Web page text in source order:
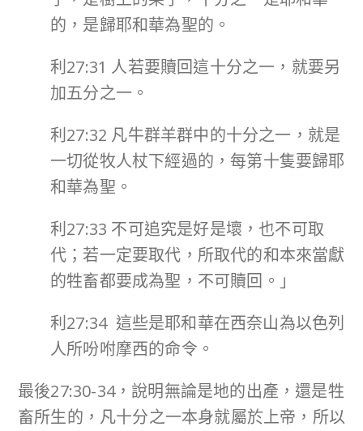
的，是歸耶和華為聖的。
利27:31 人若要贖回這十分之一，就要另
加五分之一。
利27:32 凡牛群羊群中的十分之一，就是
一切從牧人杖下經過的，每第十隻要歸耶
和華為聖。
利27:33 不可追究是好是壞，也不可取
代；若一定要取代，所取代的和本來當獻
的牲畜都要成為聖，不可贖回。」
利27:34 這些是耶和華在西奈山為以色列
人所吩咐摩西的命令。
最後27:30-34，說明無論是地的出產，還是牲
畜所生的，凡十分之一本身就屬於上帝，所以